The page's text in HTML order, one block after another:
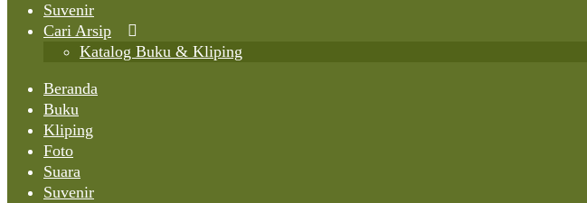
Suvenir
Cari Arsip
Katalog Buku & Kliping
Beranda
Buku
Kliping
Foto
Suara
Suvenir